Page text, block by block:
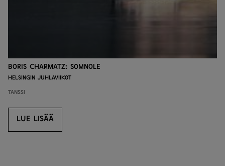
Boris Charmatz: SOMNOLE
Helsingin juhlaviikot
Tanssi
LUE LISÄÄ
LUE LISÄÄ